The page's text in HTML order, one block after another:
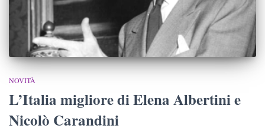
NOVITÀ
L’Italia migliore di Elena Albertini e
Nicolò Carandini